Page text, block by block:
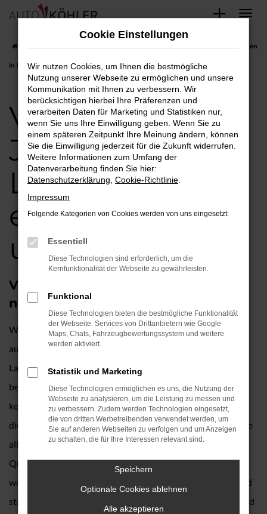
Zum
VW Touareg Jahreswagen
in Landshut einfach finden und kaufen
VW Touareg
Jahreswagen in
Landshut
einfach finden
und kaufen
VW Touareg Jahreswagen – fast wie
neu für Landshut
Wer – wie wir – viel über Autos nachdenkt, kommt schnell
auf die Empfehlung eines VW Touareg Jahreswagens. Für
Landshut aber auch andere Orte handelt es sich um eine
besonders clevere Wahl, denn preislich bewegen Sie sich
komplett im Gebrauchtwagensegment. Konkret bedeutet
dies eine enorme Ersparnis gegenüber einem Neuwagen, die
allerdings mit einer an ein neues Fahrzeug grenzenden
Qualität verbunden ist. Jeder VW Touareg Jahreswagen
wurde vor maximal zwölf Monaten erstmals zugelassen und
stammt aus erster Hand. Hinsichtlich der Motorisierung und
Cookie Einstellungen
Wir nutzen Cookies, um Ihnen die bestmögliche
Nutzung unserer Webseite zu ermöglichen und unsere
Kommunikation mit Ihnen zu verbessern. Wir
berücksichtigen hierbei Ihre Präferenzen und
verarbeiten Daten für Marketing und Statistiken nur,
wenn Sie uns Ihre Einwilligung geben. Wenn Sie zu
einem späteren Zeitpunkt Ihre Meinung ändern, können
Sie die Einwilligung jederzeit für die Zukunft widerrufen.
Weitere Informationen zum Umfang der
Datenverarbeitung finden Sie hier:
Datenschutzerklärung Cookie-Richtlinie
Impressum
Folgende Kategorien von Cookies werden von uns eingesetzt:
Essentiell
Diese Technologien sind erforderlich, um die
Kernfunktionalität der Webseite zu gewährleisten.
Funktional
Diese Technologien bieten die bestmögliche Funktionalität
der Webseite. Services von Drittanbietern wie Google
Maps, Chats, Fahrzeugbewertungssystem und weitere
werden aktiviert.
Statistik und Marketing
Diese Technologien ermöglichen es uns, die Nutzung der
Webseite zu analysieren, um die Leistung zu messen und
zu verbessern. Zudem werden Technologien eingesetzt,
die von dritten Werbetreibenden verwendet werden, um
Sie auf anderen Webseiten zu verfolgen und um Anzeigen
zu schalten, die für Ihre Interessen relevant sind.
Speichern
Optionale Cookies ablehnen
Alle akzeptieren